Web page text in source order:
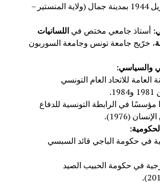
13 أبريل 1944 بمدينة جمال (ولاية المنستير –
: أستاذ جامعي مختص في اللسانيات
، خرّيج جامعة تونس وجامعة السوربون
والسياسي:
العامة للاتحاد العام التونسي
في الرابطة التونسية للدفاع
(1976).
:
في حكومة الباجي قائد السبسي
في حكومة الحبيب الصيد